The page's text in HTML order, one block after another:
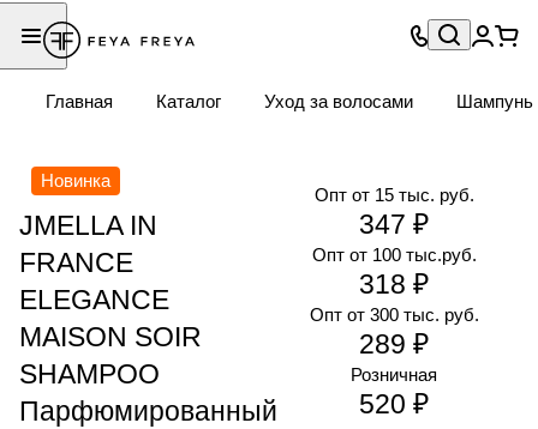
Главная Каталог Уход за волосами Шампунь
Новинка
JMELLA IN
FRANCE
ELEGANCE
MAISON SOIR
SHAMPOO
Парфюмированный
Опт от 300 тыс. руб.
289 ₽
Опт от 15 тыс. руб.
347 ₽
Опт от 100 тыс.руб.
318 ₽
Розничная
520 ₽